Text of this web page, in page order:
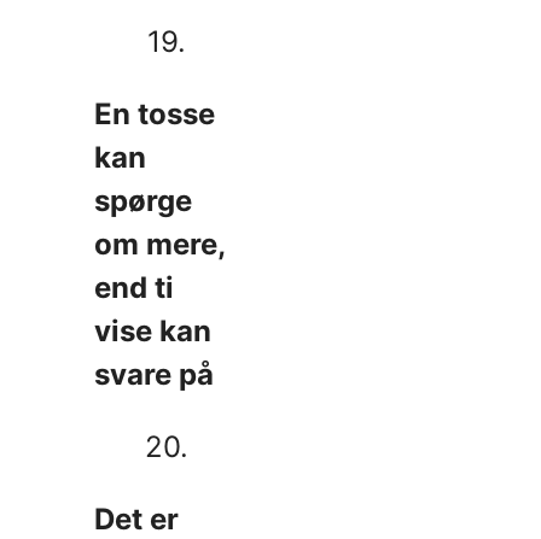
19.
En tosse
kan
spørge
om mere,
end ti
vise kan
svare på
20.
Det er